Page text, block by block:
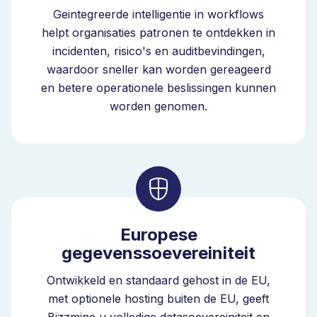
verbindt Bizzmine veranderingsprocessen met risico's,
audits en corrigerende maatregelen binnen één
bestuursmodel.
Schaalbaar veranderingsbeheer voor
veranderingen in zowel kwaliteitsmanagement- als
milieu-, gezondheids- en veiligheidsprocessen,
45001 en GxP-omgevingen.
U kunt veranderingen binnen één domein beheren of
beide uitvoeren binnen een volledig geïntegreerde
omgeving naarmate uw organisatie volwassener
Geintegreerde intelligentie in workflows
helpt organisaties patronen te ontdekken in
incidenten, risico's en auditbevindingen,
waardoor sneller kan worden gereageerd
en betere operationele beslissingen kunnen
worden genomen.
Europese
gegevenssoevereiniteit
Ontwikkeld en standaard gehost in de EU,
met optionele hosting buiten de EU, geeft